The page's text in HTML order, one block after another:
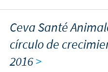
Ceva Santé
círculo de
2016>